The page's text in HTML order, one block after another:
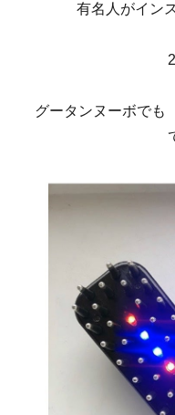
有名人がイン
グータンヌーボで